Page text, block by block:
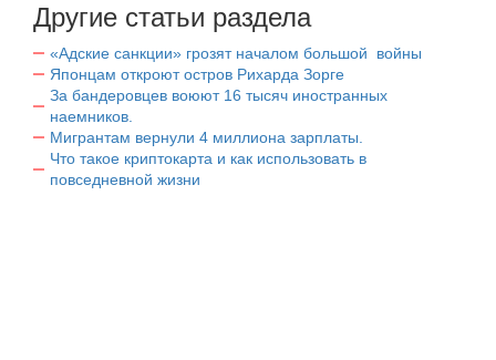
Другие статьи раздела
«Адские санкции» грозят началом большой войны
Японцам откроют остров Рихарда Зорге
За бандеровцев воюют 16 тысяч иностранных
наемников.
Мигрантам вернули 4 миллиона зарплаты.
Что такое криптокарта и как использовать в
повседневной жизни